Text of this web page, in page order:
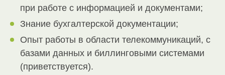
при работе с информацией и документами;
Знание бухгалтерской документации;
Опыт работы в области телекоммуникаций, с
базами данных и биллинговыми системами
(приветствуется).